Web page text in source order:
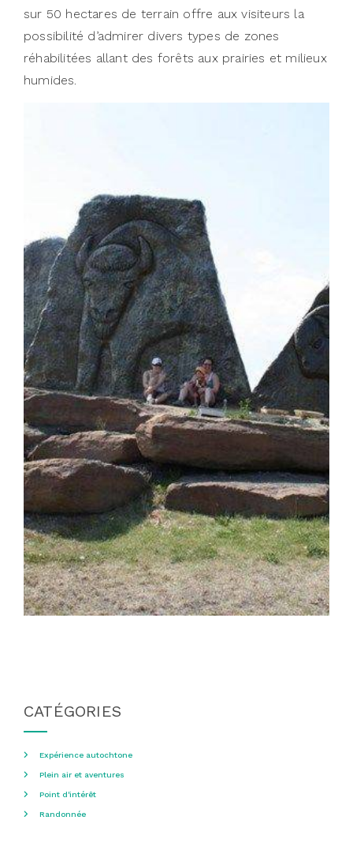
sur 50 hectares de terrain offre aux visiteurs la
possibilité d’admirer divers types de zones
réhabilitées allant des forêts aux prairies et milieux
humides.
CATÉGORIES
Expérience autochtone
Plein air et aventures
Point d'intérêt
Randonnée